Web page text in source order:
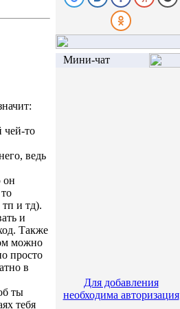
чей-то
ведь
он
тп и тд).
и
Также
можно
просто
в
ты
тебя
Мини-чат
Для добавления
необходима авторизация